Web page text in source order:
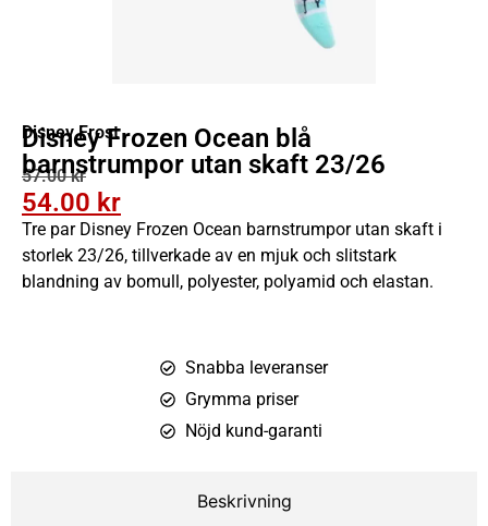
Disney Frost
Disney Frozen Ocean blå
barnstrumpor utan skaft 23/26
57.00kr
54.00 kr
Tre par Disney Frozen Ocean barnstrumpor utan skaft i
storlek 23/26, tillverkade av en mjuk och slitstark
blandning av bomull, polyester, polyamid och elastan.
Snabba leveranser
Grymma priser
Nöjd kund-garanti
Beskrivning